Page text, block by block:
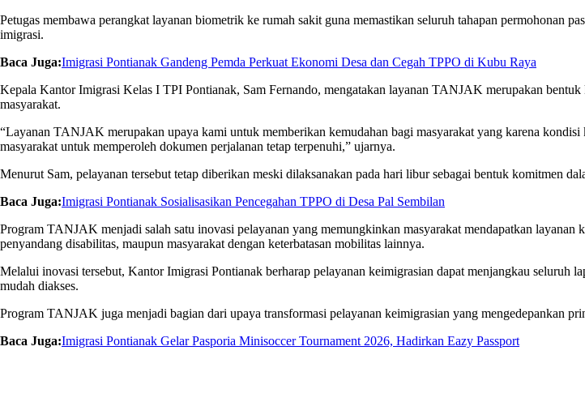
Petugas membawa perangkat layanan biometrik ke rumah sakit guna memastikan seluruh tahapan permohonan
imigrasi.
Baca Juga:Imigrasi Pontianak Gandeng Pemda Perkuat Ekonomi Desa dan Cegah TPPO di Kubu Raya
Kepala Kantor Imigrasi Kelas I TPI Pontianak, Sam Fernando, mengatakan layanan TANJAK merupakan
masyarakat.
“Layanan TANJAK merupakan upaya kami untuk memberikan kemudahan bagi masyarakat yang karena
masyarakat untuk memperoleh dokumen perjalanan tetap terpenuhi,” ujarnya.
Menurut Sam, pelayanan tersebut tetap diberikan meski dilaksanakan pada hari libur sebagai bentuk komitmen
Baca Juga:Imigrasi Pontianak Sosialisasikan Pencegahan TPPO di Desa Pal Sembilan
Program TANJAK menjadi salah satu inovasi pelayanan yang memungkinkan masyarakat mendapatkan
penyandang disabilitas, maupun masyarakat dengan keterbatasan mobilitas lainnya.
Melalui inovasi tersebut, Kantor Imigrasi Pontianak berharap pelayanan keimigrasian dapat menjangkau seluruh
mudah diakses.
Program TANJAK juga menjadi bagian dari upaya transformasi pelayanan keimigrasian yang mengedepankan
Baca Juga:Imigrasi Pontianak Gelar Pasporia Minisoccer Tournament 2026, Hadirkan Eazy Passport